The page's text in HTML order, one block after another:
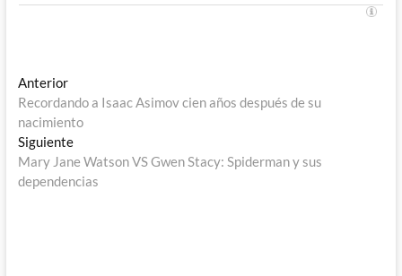
Navegación
de
entradas
AnteriorEntrada
anterior:
Recordando a Isaac Asimov cien años después de su
nacimiento
SiguienteEntrada
siguiente:
Mary Jane Watson VS Gwen Stacy: Spiderman y sus
dependencias